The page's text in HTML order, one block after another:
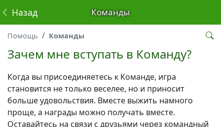
Команды
Назад
Помощь Команды
Зачем мне вступать в Команду?
Когда вы присоединяетесь к Команде, игра
становится не только веселее, но и приносит
больше удовольствия. Вместе выжить намного
проще, а награды можно получать вместе.
Оставайтесь на связи с друзьями через командный